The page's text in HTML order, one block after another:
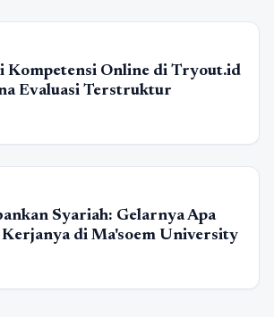
Kompetensi Online di Tryout.id
Evaluasi Terstruktur
Syariah: Gelarnya Apa
Kerjanya di Ma'soem University